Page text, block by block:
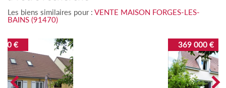
Les biens similaires pour : VENTE MAISON FORGES-LES-
BAINS (91470)
369 000 €